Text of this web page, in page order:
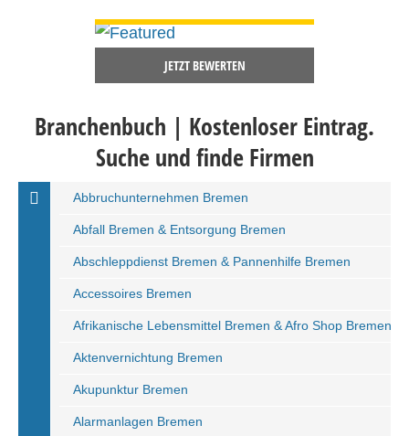
JETZT BEWERTEN
Branchenbuch | Kostenloser Eintrag.
Suche und finde Firmen
Abbruchunternehmen Bremen
Abfall Bremen & Entsorgung Bremen
Abschleppdienst Bremen & Pannenhilfe Bremen
Accessoires Bremen
Afrikanische Lebensmittel Bremen & Afro Shop Bremen
Aktenvernichtung Bremen
Akupunktur Bremen
Alarmanlagen Bremen